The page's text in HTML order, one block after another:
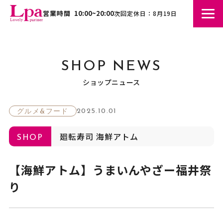
営業時間 10:00~20:00次回定休日：8月19日
SHOP NEWS
ショップニュース
グルメ&フード 2025.10.01
SHOP 廻転寿司 海鮮アトム
【海鮮アトム】うまいんやざー福井祭
り